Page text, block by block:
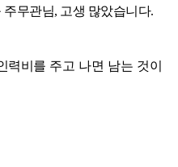
무관님, 고생 많았습니다.
비를 주고 나면 남는 것이